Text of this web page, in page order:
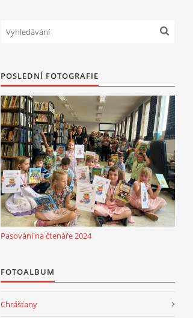
POSLEDNÍ FOTOGRAFIE
Pasování na čtenáře 2024
FOTOALBUM
Chrášťany